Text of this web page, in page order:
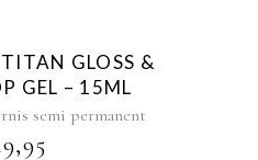
GLOSS &
GEL – 15ML
semi permanent